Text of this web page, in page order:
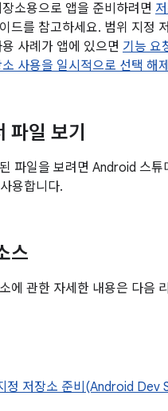
소용으로 앱을 준비하려면
드를 참고하세요. 범위 지정
사례가 앱에 있으면 기능 요
사용을 일시적으로 선택 해제
파일 보기
파일을 보려면 Android 스튜
용합니다.
스
에 관한 자세한 내용은 다음
정 저장소 준비(Android Dev